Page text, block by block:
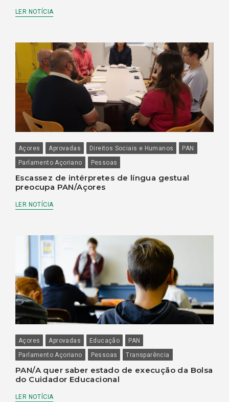
LER NOTÍCIA
Açores Aprovadas Direitos Sociais e Humanos
PAN
Parlamento Açoriano
Pessoas
Escassez de intérpretes de língua gestual
preocupa PAN/Açores
LER NOTÍCIA
Açores Aprovadas Educação
PAN
Parlamento Açoriano
Pessoas Transparência
PAN/A quer saber estado de execução da Bolsa
do Cuidador Educacional
LER NOTÍCIA